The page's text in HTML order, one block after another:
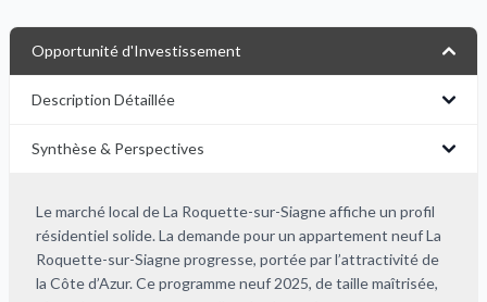
Opportunité d'Investissement
Description Détaillée
Synthèse & Perspectives
Le marché local de La Roquette-sur-Siagne affiche un profil
résidentiel solide. La demande pour un appartement neuf La
Roquette-sur-Siagne progresse, portée par l’attractivité de
la Côte d’Azur. Ce programme neuf 2025, de taille maîtrisée,